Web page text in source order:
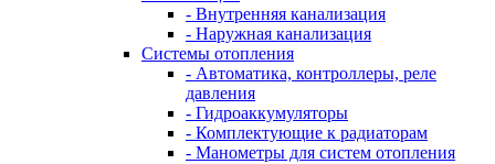
- Внутренняя канализация
- Наружная канализация
Системы отопления
- Автоматика, контроллеры, реле
давления
- Гидроаккумуляторы
- Комплектующие к радиаторам
- Манометры для систем отопления